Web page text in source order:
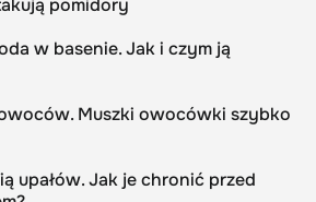
pomidory
w basenie. Jak i czym ją
Muszki owocówki szybko
upałów. Jak je chronić przed